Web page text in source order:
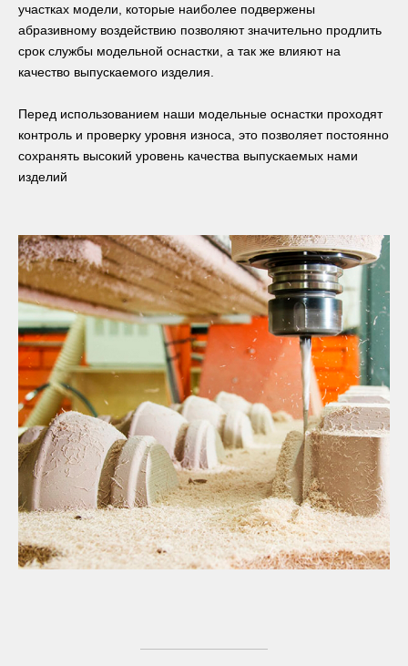
участках модели, которые наиболее подвержены
абразивному воздействию позволяют значительно продлить
срок службы модельной оснастки, а так же влияют на
качество выпускаемого изделия.
Перед использованием наши модельные оснастки проходят
контроль и проверку уровня износа, это позволяет постоянно
сохранять высокий уровень качества выпускаемых нами
изделий